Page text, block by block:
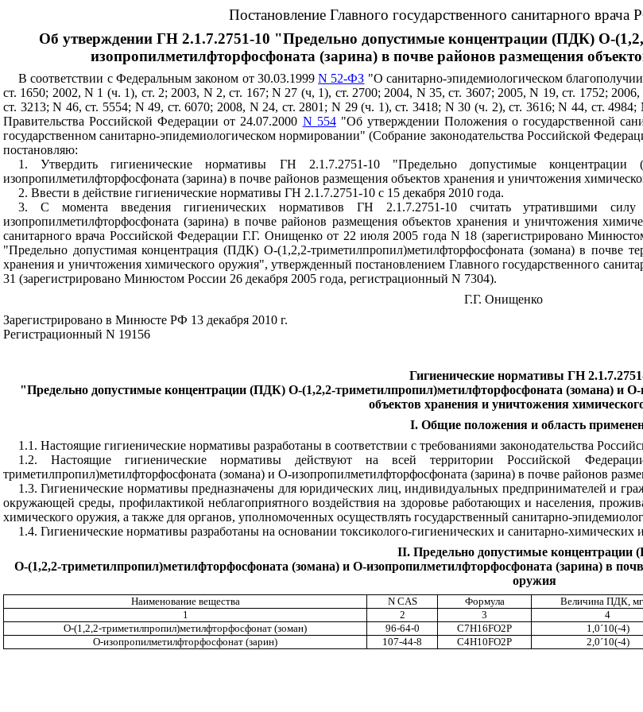
Постановление Главного государственного санитарного
Об утверждении ГН 2.1.7.2751-10 "Предельно допустимые концентрации (ПДК) О-
изопропилметилфторфосфоната (зарина) в почве районов размещения
В соответствии с Федеральным законом от 30.03.1999N 52-ФЗ "О санитарно-эпидемиологическом
ст. 1650; 2002, N 1 (ч. 1), ст. 2; 2003, N 2, ст. 167; N 27 (ч, 1), ст. 2700; 2004, N 35, ст. 3607; 2005, N 19, ст. 1752;
ст. 3213; N 46, ст. 5554; N 49, ст. 6070; 2008, N 24, ст. 2801; N 29 (ч. 1), ст. 3418; N 30 (ч. 2), ст. 3616; N 44, ст.
Правительства Российской Федерации от 24.07.2000 N 554"Об утверждении Положения о государственной
государственном санитарно-эпидемиологическом нормировании" (Собрание законодательства Российской
постановляю:
1. Утвердить гигиенические нормативы ГН 2.1.7.2751-10 "Предельно допустимые
изопропилметилфторфосфоната (зарина) в почве районов размещения объектов хранения и уничтожения
2. Ввести в действие гигиенические нормативы ГН 2.1.7.2751-10с 15 декабря 2010 года.
3. С момента введениягигиенических нормативов ГН 2.1.7.2751-10считать утратившими
изопропилметилфторфосфоната (зарина) в почве районов размещения объектов хранения и уничтожения
санитарного врача Российской Федерации Г.Г. Онищенко от 22 июля 2005 года N 18 (зарегистрировано
"Предельно допустимая концентрация (ПДК) О-(1,2,2-триметилпропил)метилфторфосфоната (зомана) в почве
хранения и уничтожения химического оружия", утвержденный постановлением Главного государственного
31 (зарегистрировано Минюстом России 26 декабря 2005 года, регистрационный N 7304).
Г.Г. Онищенко
Зарегистрировано в Минюсте РФ 13 декабря 2010 г.
Регистрационный N 19156
Гигиенические нормативы ГН
"Предельно допустимые концентрации (ПДК) О-(1,2,2-триметилпропил)метилфторфосфоната (зомана) и
объектов хранения и уничтожения
I. Общие положения и область
1.1. Настоящие гигиенические нормативы разработаны в соответствии с требованиями законодательства
1.2. Настоящие гигиенические нормативы действуют на всей территории Российской
триметилпропил)метилфторфосфоната (зомана) и О-изопропилметилфторфосфоната (зарина) в почве районов
1.3. Гигиенические нормативы предназначены для юридических лиц, индивидуальных предпринимателей и
окружающей среды, профилактикой неблагоприятного воздействия на здоровье работающих и населения,
химического оружия, а также для органов, уполномоченных осуществлять государственный санитарно-
1.4. Гигиенические нормативы разработаны на основании токсиколого-гигиенических и санитарно-химических
II. Предельно допустимые концентрации
О-(1,2,2-триметилпропил)метилфторфосфоната (зомана) и О-изопропилметилфторфосфоната (зарина) в
оружия
Наименование вещества N CAS Формула Величина ПДК,
1
2 3 4
О-(1,2,2-триметилпропил)метилфторфосфонат (зоман)
96-64-0 C7H16FО2P 1,0´10(-4)
О-изопропилметилфторфосфонат (зарин)
107-44-8 C4H10FO2P 2,0´10(-4)